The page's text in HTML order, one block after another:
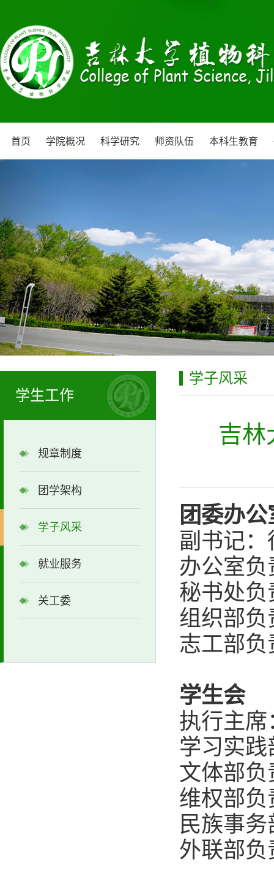
首页 学院概况 科学研究 师资队伍 本科生教育
学生工作
规章制度
团学架构
学子风采
就业服务
关工委
学子风采
吉林
团委办公
副书记：
办公室负
秘书处负
组织部负
志工部负
学生会
执行主席
学习实
文体部负
维权部负
民族事
外联部负